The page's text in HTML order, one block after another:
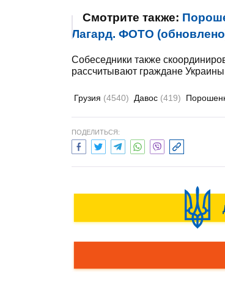
Смотрите также:
Лагард. ФОТО
Собеседники также
рассчитывают граждане Украины
Грузия (4540) Давос (419)
ПОДЕЛИТЬСЯ: